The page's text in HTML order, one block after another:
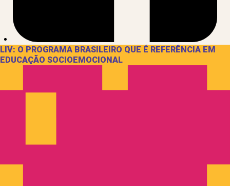
LIV: O PROGRAMA BRASILEIRO QUE É REFERÊNCIA EM
EDUCAÇÃO SOCIOEMOCIONAL